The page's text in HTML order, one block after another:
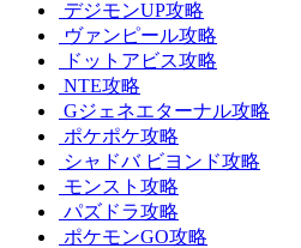
デジモンUP攻略
ヴァンピール攻略
ドットアビス攻略
NTE攻略
Gジェネエターナル攻略
ポケポケ攻略
シャドバ ビヨンド攻略
モンスト攻略
パズドラ攻略
ポケモンGO攻略